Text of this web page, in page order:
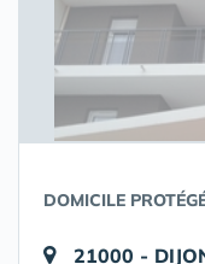
DOMICILE
21000 -